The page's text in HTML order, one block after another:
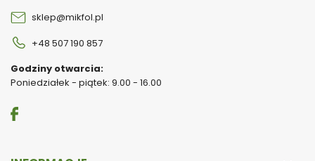
sklep@mikfol.pl
+48 507 190 857
Godziny otwarcia:
Poniedziałek - piątek: 9.00 - 16.00